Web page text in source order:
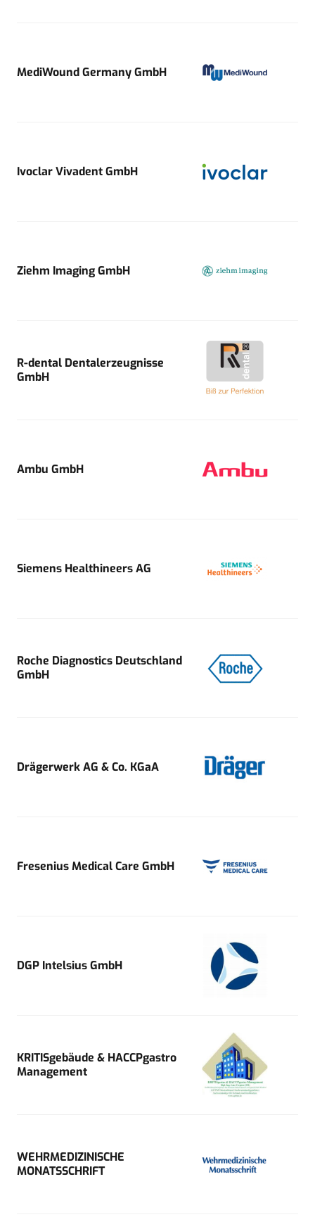
MediWound Germany GmbH
Ivoclar Vivadent GmbH
Ziehm Imaging GmbH
R-dental Dentalerzeugnisse
GmbH
Ambu GmbH
Siemens Healthineers AG
Roche Diagnostics Deutschland
GmbH
Drägerwerk AG & Co. KGaA
Fresenius Medical Care GmbH
DGP Intelsius GmbH
KRITISgebäude & HACCPgastro
Management
WEHRMEDIZINISCHE
MONATSSCHRIFT